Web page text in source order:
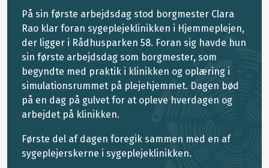
På sin første arbejdsdag stod borgmester Clara
Rao klar foran sygeplejeklinikken i Hjemmeplejen,
der ligger i Rådhusparken 58. Foran sig havde hun
sin første arbejdsdag som borgmester, som
begyndte med praktik i klinikken og oplæring i
simulationsrummet på plejehjemmet. Dagen bød
på en dag på gulvet for at opleve hverdagen og
arbejdet på klinikken.
Første del af dagen foregik sammen med en af
sygeplejerskerne i sygeplejeklinikken.